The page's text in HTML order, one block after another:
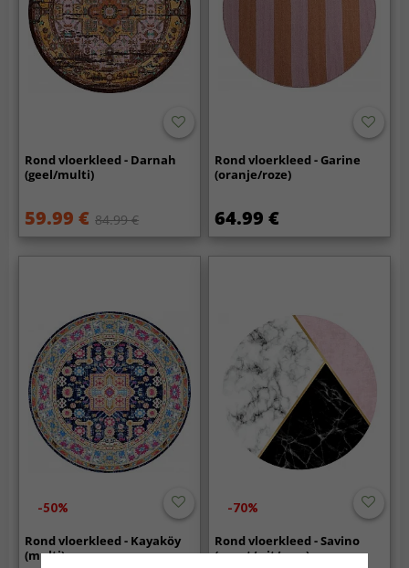
Rond vloerkleed - Darnah
(geel/multi)
59.99 € 84.99 €
Rond vloerkleed - Garine
(oranje/roze)
64.99 €
-50%
Rond vloerkleed - Kayaköy
(multi)
-70%
Rond vloerkleed - Savino
(zwart/wit/roze)